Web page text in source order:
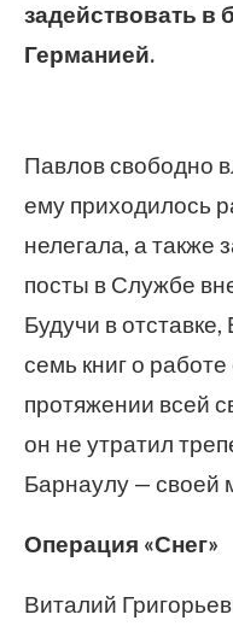
задействовать в
Германией.
Павлов свободно
ему приходилось
нелегала, а также
посты в Службе
Будучи в
семь книг о
протяжении всей
он не утратил
Барнаулу — своей
Операция «Снег»
Виталий